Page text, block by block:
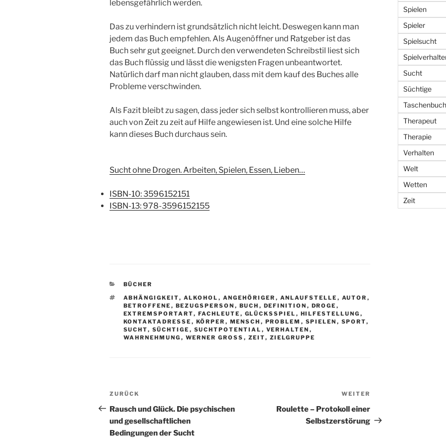
lebensgefährlich werden.
Das zu verhindern ist grundsätzlich nicht leicht. Deswegen kann man
jedem das Buch empfehlen. Als Augenöffner und Ratgeber ist das
Buch sehr gut geeignet. Durch den verwendeten Schreibstil liest sich
das Buch flüssig und lässt die wenigsten Fragen unbeantwortet.
Natürlich darf man nicht glauben, dass mit dem kauf des Buches alle
Probleme verschwinden.
Als Fazit bleibt zu sagen, dass jeder sich selbst kontrollieren muss, aber
auch von Zeit zu zeit auf Hilfe angewiesen ist. Und eine solche Hilfe
kann dieses Buch durchaus sein.
Sucht ohne Drogen. Arbeiten, Spielen, Essen, Lieben…
ISBN-10: 3596152151
ISBN-13: 978-3596152155
K
T
E
G
O
R
I
BÜCHER
S
C
H
L
A
G
ABHÄNGIGKEIT, ALKOHOL , ANGEHÖRIGER , ANLAUFSTELLE , AUTOR ,
BETROFFENE , BEZUGSPERSON , BUCH , DEFINITION , DROGE ,
EXTREMSPORTART, FACHLEUTE , GLÜCKSSPIEL , HILFESTELLUNG ,
KONTAKTADRESSE , KÖRPER , MENSCH , PROBLEM , SPIELEN , SPORT,
SUCHT, SÜCHTIGE , SUCHTPOTENTIAL , VERHALTEN ,
WAHRNEHMUNG , WERNER GROSS , ZEIT, ZIELGRUPPE
B
e
i
V
o
r
h
ZURÜCK
Rausch und Glück. Die psychischen
und gesellschaftlichen
Bedingungen der Sucht
ä
c
WEITER
Roulette – Protokoll einer
Selbstzerstörung
Spielen
Spieler
Spielsucht
Sucht
Süchtige
Taschenbuch
Therapeut
Therapie
Verhalten
Welt
Wetten
Zeit